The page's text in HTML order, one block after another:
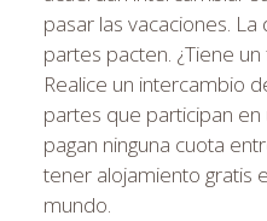
pasar las vacaciones.
partes pacten. ¿Tiene
Realice un intercambio
partes que participan
pagan ninguna cuota
tener alojamiento gratis
mundo.